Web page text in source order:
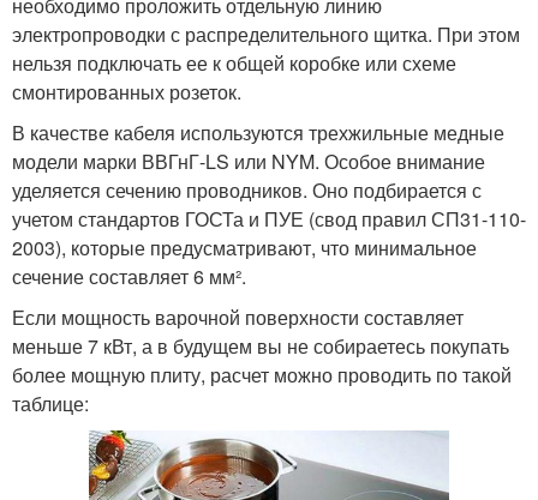
необходимо проложить отдельную линию
электропроводки с распределительного щитка. При этом
нельзя подключать ее к общей коробке или схеме
смонтированных розеток.
В качестве кабеля используются трехжильные медные
модели марки ВВГнГ-LS или NYM. Особое внимание
уделяется сечению проводников. Оно подбирается с
учетом стандартов ГОСТа и ПУЕ (свод правил СП31-110-
2003), которые предусматривают, что минимальное
сечение составляет 6 мм².
Если мощность варочной поверхности составляет
меньше 7 кВт, а в будущем вы не собираетесь покупать
более мощную плиту, расчет можно проводить по такой
таблице: